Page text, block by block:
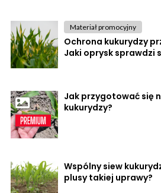
Materiał promocyjny
Ochrona kukurydzy
Jaki oprysk sprawdzi
Jak przygotować się
kukurydzy?
Wspólny siew
plusy takiej uprawy?